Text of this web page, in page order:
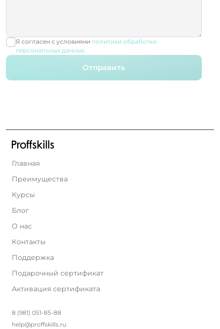
Я согласен с условиями политики обработки
персональных данных
Отправить
Главная
Преимущества
Курсы
Блог
О нас
Контакты
Поддержка
Подарочный сертификат
Активация сертификата
8 (981) 051-85-88
help@proffskills.ru